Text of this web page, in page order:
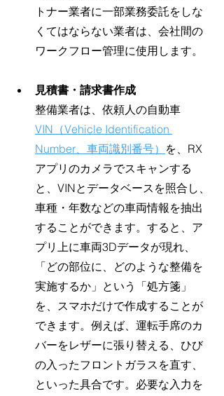
トナー業者に一部業務委託をしな
くてはならない業者は、会社間の
ワークフロー管理に使用します。
見積書・請求書作成
整備業者は、依頼人の自動車
VIN（Vehicle Identification
Number、車両識別番号） を、RX
アプリのカメラでスキャンする
と、VINとデータベースを照合し、
車種・年数などの車両情報を抽出
することができます。すると、ア
プリ上に車両3Dデータが現れ、
「どの部位に、どのような整備を
実施するか」という「処方箋」
を、スマホだけで作成することが
できます。例えば、運転手席のカ
バーをレザーに張り替える、ひび
の入ったフロントガラスを直す、
といった具合です。必要な入力を